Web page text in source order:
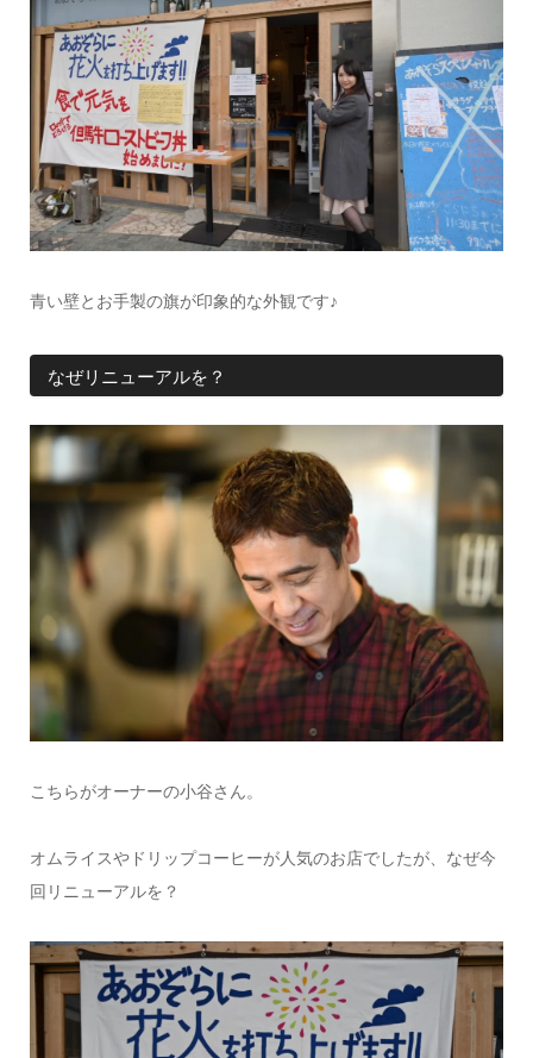
青い壁とお手製の旗が印象的な外観です♪
なぜリニューアルを？
こちらがオーナーの小谷さん。
オムライスやドリップコーヒーが人気のお店でしたが、なぜ今
回リニューアルを？